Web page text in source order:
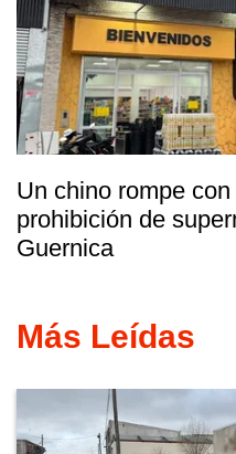
Un chino rompe
prohibición de
Guernica
Más Leídas